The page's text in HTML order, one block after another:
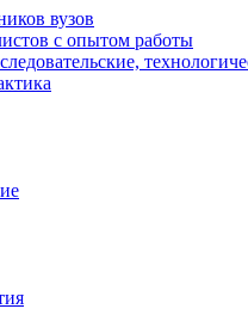
вузов
с опытом работы